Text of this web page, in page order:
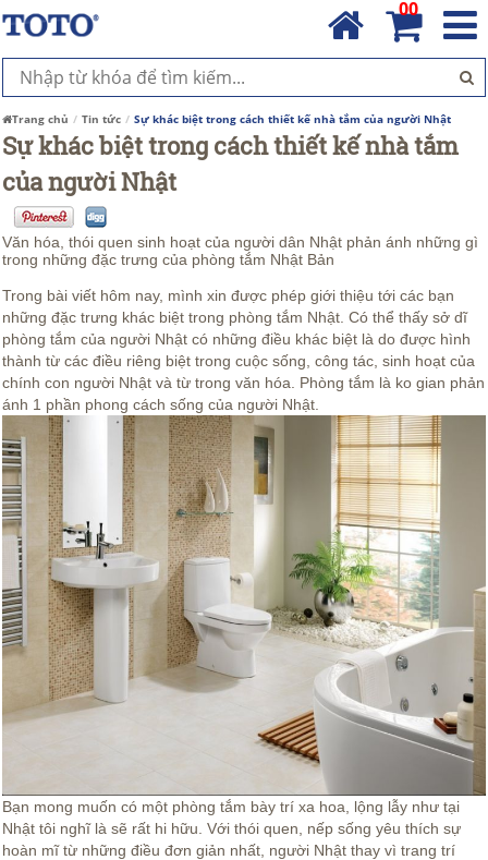
00
Trang chủ Tin tức Sự khác biệt trong cách thiết kế nhà tắm của người Nhật
Sự khác biệt trong cách thiết kế nhà tắm
của người Nhật
Văn hóa, thói quen sinh hoạt của người dân Nhật phản ánh những gì
trong những đặc trưng của phòng tắm Nhật Bản
Trong bài viết hôm nay, mình xin được phép giới thiệu tới các bạn
những đặc trưng khác biệt trong phòng tắm Nhật. Có thể thấy sở dĩ
phòng tắm của người Nhật có những điều khác biệt là do được hình
thành từ các điều riêng biệt trong cuộc sống, công tác, sinh hoạt của
chính con người Nhật và từ trong văn hóa. Phòng tắm là ko gian phản
ánh 1 phần phong cách sống của người Nhật.
Bạn mong muốn có một phòng tắm bày trí xa hoa, lộng lẫy như tại
Nhật tôi nghĩ là sẽ rất hi hữu. Với thói quen, nếp sống yêu thích sự
hoàn mĩ từ những điều đơn giản nhất, người Nhật thay vì trang trí